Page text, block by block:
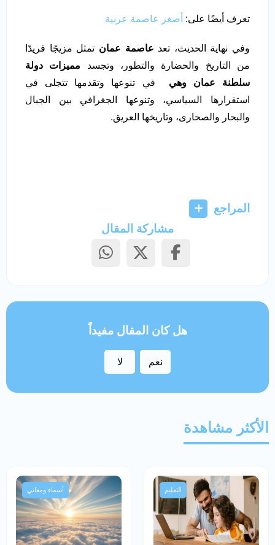
تعرف أيضًا على: أصغر عاصمة عربية
وفي نهاية الحديث، تعد عاصمة عمان تمثل مزيجًا فريدًا
من التاريخ والحضارة والتطور، وتجسد مميزات دولة
سلطنة عمان وهي
في تنوعها وتقدمها تتجلى في
استقرارها السياسي، وتنوعها الجغرافي بين الجبال
والبحار والصحارى، وتاريخها العريق.
المراجع
مشاركة المقال
هل كان المقال مفيداً
نعم لا
الأكثر مشاهدة
التعليم أسماء ومعاني